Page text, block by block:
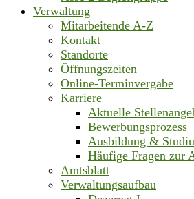
Verwaltung
Mitarbeitende A-Z
Kontakt
Standorte
Öffnungszeiten
Online-Terminvergabe
Karriere
Aktuelle
Bewerbungsprozess
Ausbildung &
Häufige Fragen zur
Amtsblatt
Verwaltungsaufbau